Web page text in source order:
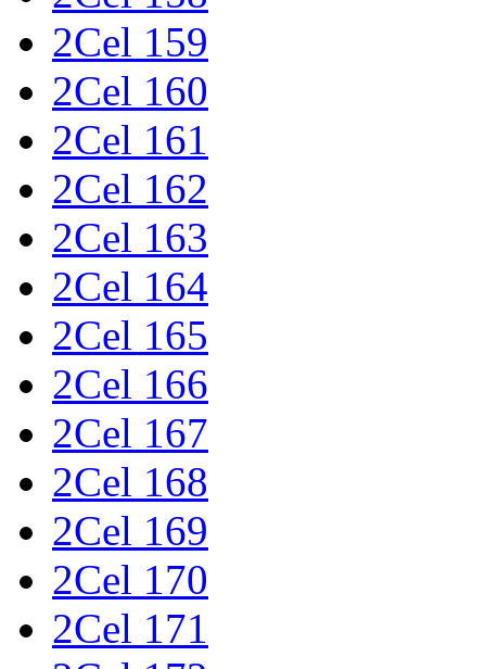
2Cel 159
2Cel 160
2Cel 161
2Cel 162
2Cel 163
2Cel 164
2Cel 165
2Cel 166
2Cel 167
2Cel 168
2Cel 169
2Cel 170
2Cel 171